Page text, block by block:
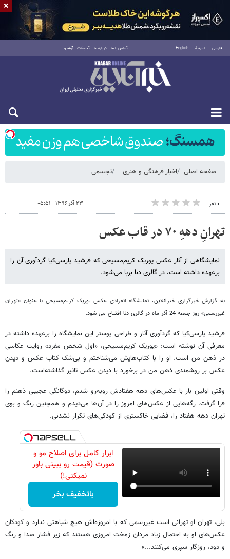
فارسی العربية English تماس با ما درباره ما تبلیغات آرشیو
شنبه ۱۷ مرداد ۱۴۰۵
صفحه اصلی اخبار فرهنگی و هنری تجسمی
۰ نفر ۲۳ آذر ۱۳۹۶ - ۰۵:۵۱
تهرانِ دههِ ۷۰ در قاب عکس
نمایشگاهی از آثار عکس یوریک کریم‌مسیحی که فرشید پارسی‌کیا گردآوری آن را
برعهده داشته است، در گالری دنا برپا می‌شود.
به گزارش خبرگزاری خبرآنلاین، نمایشگاه انفرادی عکس یوریک کریم‌مسیحی با عنوان «تهران
غیررسمی» روز جمعه 24 آذر ماه در گالری دنا افتتاح می شود.
فرشید پارسی‌کیا که گردآوری آثار و طراحی پوستر این نمایشگاه را برعهده داشته در
معرفی آن نوشته است: «یوریک کریم‌مسیحی، «اول شخص مفردِ» روایت عکاسی
در ذهن من است. او را با کتاب‌هایش می‌شناختم و بی‌شک کتاب عکس و دیدن
عکس بر روشمندی ذهن من در برخورد با دیدن عکس تاثیر گذاشته‌است.
وقتی اولین بار با عکس‌های دهه‌ هفتادش روبه‌رو شدم، دوگانگی عجیبی ذهنم را
فرا گرفت. رگه‌هایی از عکس‌های امروز را در آن‌ها می‌دیدم و همچنین رنگ و بوی
تهران دهه‌ هفتاد را، فضایی خاکستری از کودکی‌های تکرار نشدنی.
ابزار کامل برای اصلاح مو و
صورت (قیمت رو ببینی باور
نمیکنی!)
باتخفیف بخر
بلی، تهران او تهرانی‌ است غیررسمی که با امروزه‌اش هیچ ‌شباهتی ندارد و کودکان
عکس‌های او به احتمال زیاد مردان زمخت امروزی هستند که زیر فشار صدا و رنگ
و دود، روزگار سپری می‌کنند...»
×